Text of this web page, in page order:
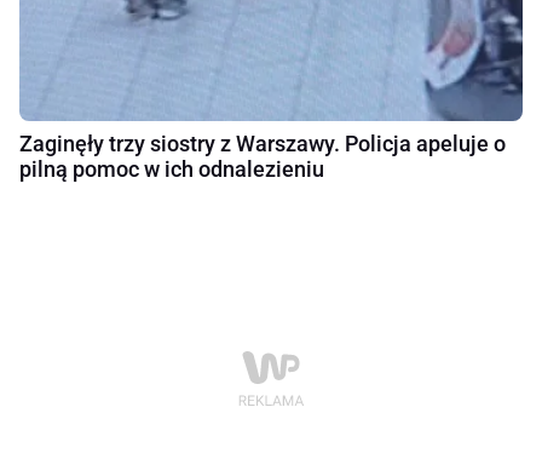
Zaginęły trzy siostry z Warszawy. Policja apeluje o
pilną pomoc w ich odnalezieniu